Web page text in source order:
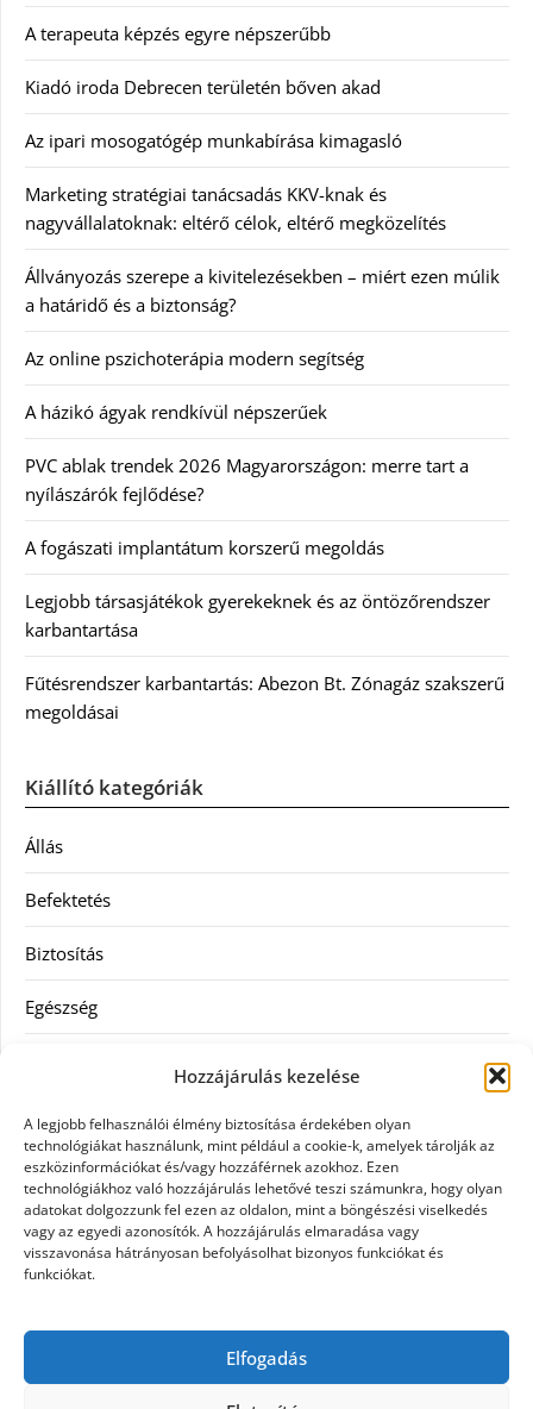
Hozzájárulás kezelése
A legjobb felhasználói élmény biztosítása érdekében olyan
technológiákat használunk, mint például a cookie-k, amelyek tárolják az
eszközinformációkat és/vagy hozzáférnek azokhoz. Ezen
technológiákhoz való hozzájárulás lehetővé teszi számunkra, hogy olyan
adatokat dolgozzunk fel ezen az oldalon, mint a böngészési viselkedés
vagy az egyedi azonosítók. A hozzájárulás elmaradása vagy
visszavonása hátrányosan befolyásolhat bizonyos funkciókat és
funkciókat.
Elfogadás
A terapeuta képzés egyre népszerűbb
Kiadó iroda Debrecen területén bőven akad
Az ipari mosogatógép munkabírása kimagasló
Marketing stratégiai tanácsadás KKV-knak és
nagyvállalatoknak: eltérő célok, eltérő megközelítés
Állványozás szerepe a kivitelezésekben – miért ezen múlik
a határidő és a biztonság?
Az online pszichoterápia modern segítség
A házikó ágyak rendkívül népszerűek
PVC ablak trendek 2026 Magyarországon: merre tart a
nyílászárók fejlődése?
A fogászati implantátum korszerű megoldás
Legjobb társasjátékok gyerekeknek és az öntözőrendszer
karbantartása
Fűtésrendszer karbantartás: Abezon Bt. Zónagáz szakszerű
megoldásai
Kiállító kategóriák
Állás
Befektetés
Biztosítás
Egészség
Ingatlan
Művészetek és szórakozás
Múzeumok
Szolgáltatás
Szórakozás
Webáruház